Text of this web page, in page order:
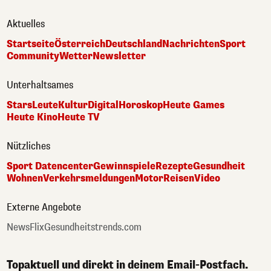
Aktuelles
StartseiteÖsterreichDeutschlandNachrichtenSport
CommunityWetterNewsletter
Unterhaltsames
StarsLeuteKulturDigitalHoroskopHeute Games
Heute KinoHeute TV
Nützliches
Sport DatencenterGewinnspieleRezepteGesundheit
WohnenVerkehrsmeldungenMotorReisenVideo
Externe Angebote
NewsFlixGesundheitstrends.com
Topaktuell und direkt in deinem Email-Postfach.